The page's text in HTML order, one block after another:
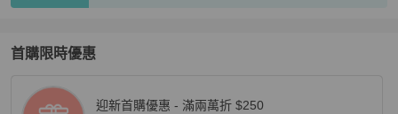
首購限時優惠
迎新首購優惠 - 滿兩萬折 $250